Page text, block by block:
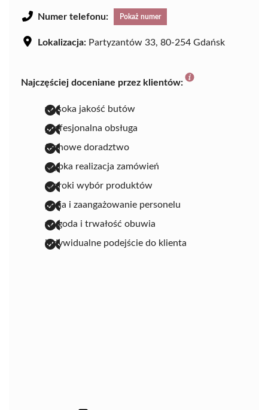
Numer telefonu: Pokaż numer
Lokalizacja: Partyzantów 33, 80-254 Gdańsk
Najczęściej doceniane przez klientów:
wysoka jakość butów
profesjonalna obsługa
fachowe doradztwo
szybka realizacja zamówień
szeroki wybór produktów
pasja i zaangażowanie personelu
wygoda i trwałość obuwia
indywidualne podejście do klienta